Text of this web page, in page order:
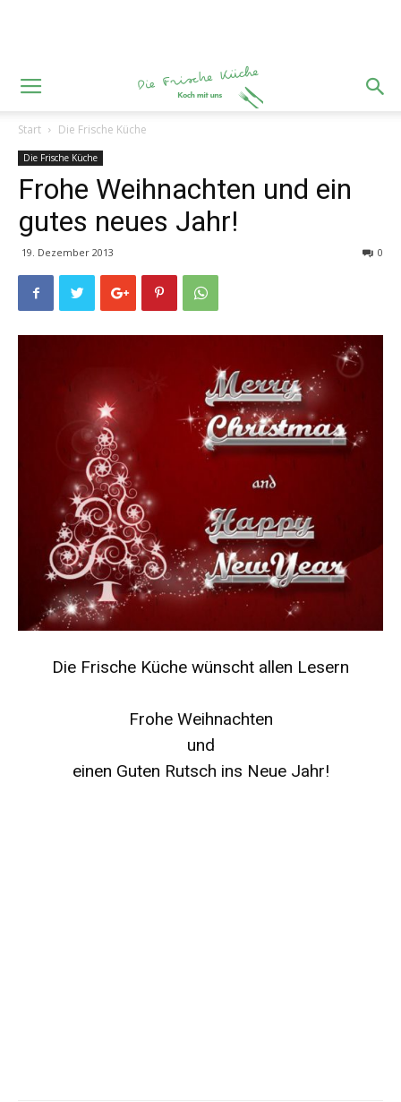
Start Die Frische Küche
Die Frische Küche
Frohe Weihnachten und ein
gutes neues Jahr!
19. Dezember 2013 0
Die Frische Küche wünscht allen Lesern
Frohe Weihnachten
und
einen Guten Rutsch ins Neue Jahr!